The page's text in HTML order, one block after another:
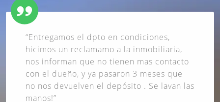
“Entregamos el dpto en condiciones,
hicimos un reclamamo a la inmobiliaria,
nos informan que no tienen mas contacto
con el dueño, y ya pasaron 3 meses que
no nos devuelven el depósito . Se lavan las
manos!”